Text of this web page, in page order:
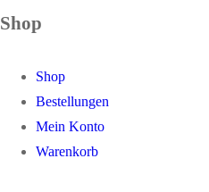
Shop
Shop
Bestellungen
Mein Konto
Warenkorb